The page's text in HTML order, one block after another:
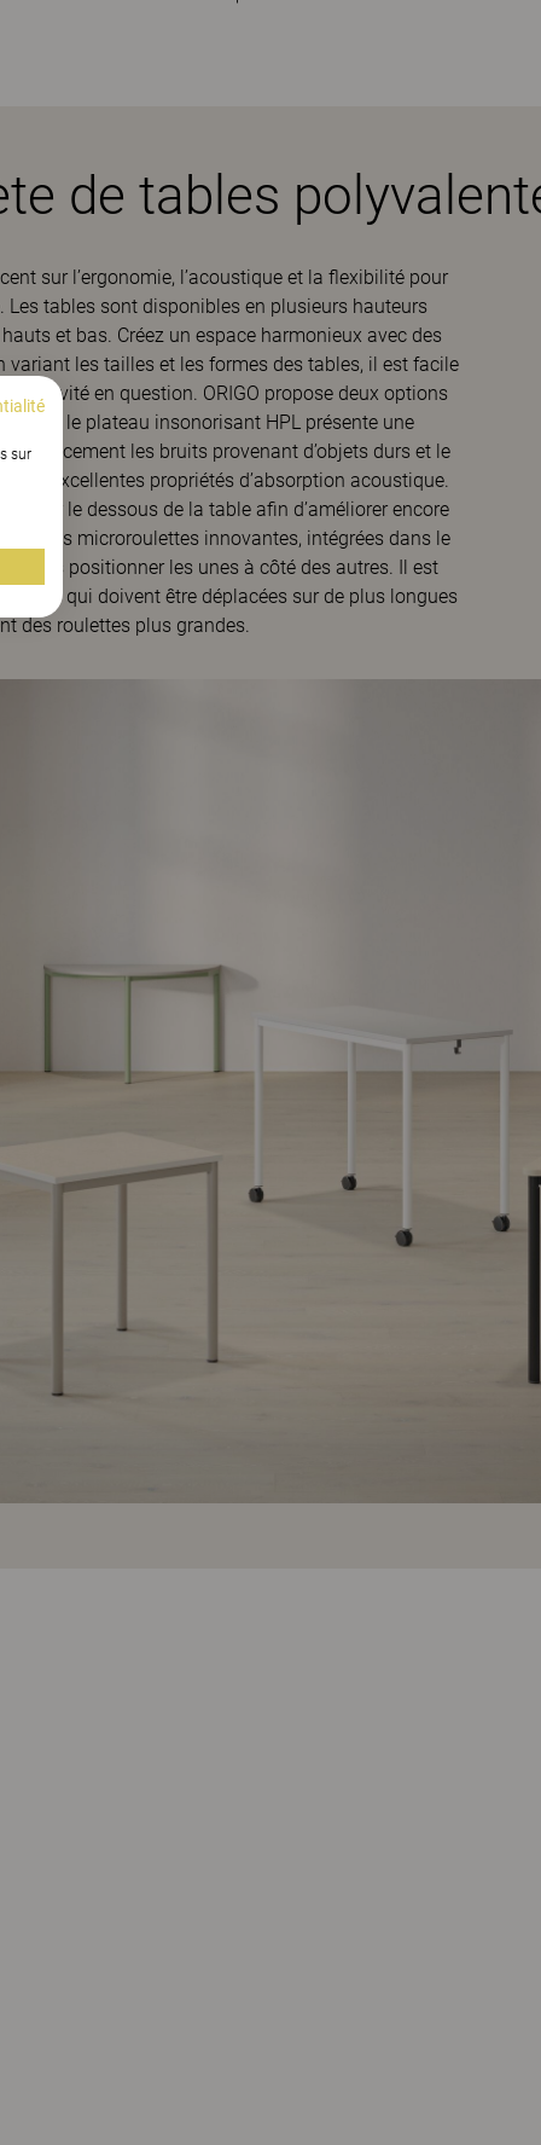
de tables
sur l’ergonomie, l’acoustique et la flexibilité pour
Les tables sont disponibles en plusieurs hauteurs
et bas. Créez un espace harmonieux avec des
les tailles et les formes des tables, il est facile
l’activité en question. ORIGO propose deux options
: le plateau insonorisant HPL présente une
les bruits provenant d’objets durs et le
d’excellentes propriétés d’absorption acoustique.
pour le dessous de la table afin d’améliorer encore
des microroulettes innovantes, intégrées dans le
les positionner les unes à côté des autres. Il est
tables qui doivent être déplacées sur de plus longues
des roulettes plus grandes.
sur